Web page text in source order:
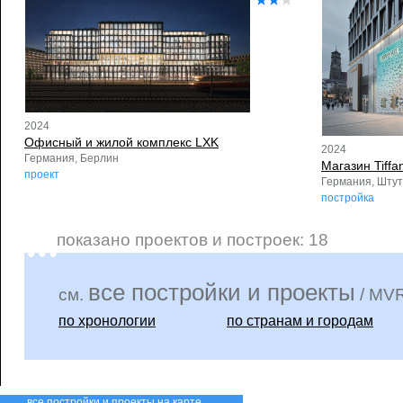
2024
Магазин
Германия,
постройка
2024
Офисный и жилой комплекс LXK
Германия, Берлин
проект
показано проектов и построек: 18
см. все постройки и проекты /
по хронологии по странам и городам